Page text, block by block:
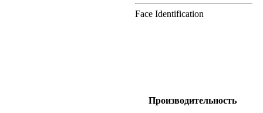
Face Identification
Производительность